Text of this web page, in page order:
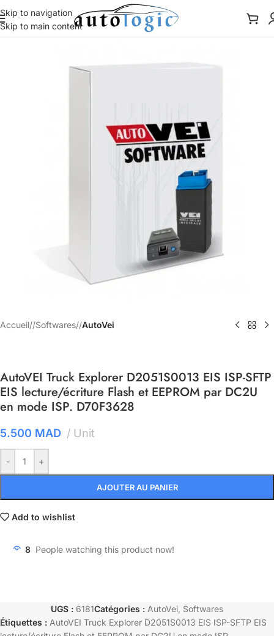
Skip to navigation
Skip to main content
Accueil/ Softwares/ AutoVei
AutoVEI Truck Explorer D2051S0013 EIS ISP-SFTP
EIS lecture/écriture Flash et EEPROM par DC2U
en mode ISP. D70F3628
5.500 MAD Unit
- +
AJOUTER AU PANIER
Add to wishlist
8 People watching this product now!
UGS : 6181Catégories : AutoVei Softwares
Étiquettes : AutoVEI Truck Explorer D2051S0013 EIS ISP-SFTP EIS